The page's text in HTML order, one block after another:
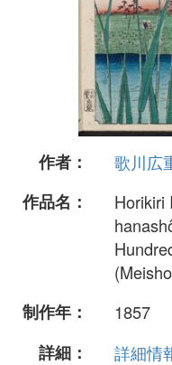
作者：
歌川広
作品名：
Horikiri
制作年：
1857
詳細：
詳細情